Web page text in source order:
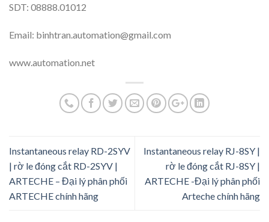
SDT: 08888.01012
Email: binhtran.automation@gmail.com
www.automation.net
Instantaneous relay RD-2SYV
| rờ le đóng cắt RD-2SYV |
ARTECHE – Đại lý phân phối
ARTECHE chính hãng
Instantaneous relay RJ-8SY |
rờ le đóng cắt RJ-8SY |
ARTECHE -Đại lý phân phối
Arteche chính hãng